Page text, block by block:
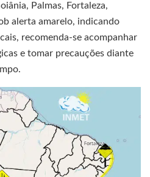
Palmas, Fortaleza,
alerta amarelo, indicando
recomenda-se acompanhar
e tomar precauções diante